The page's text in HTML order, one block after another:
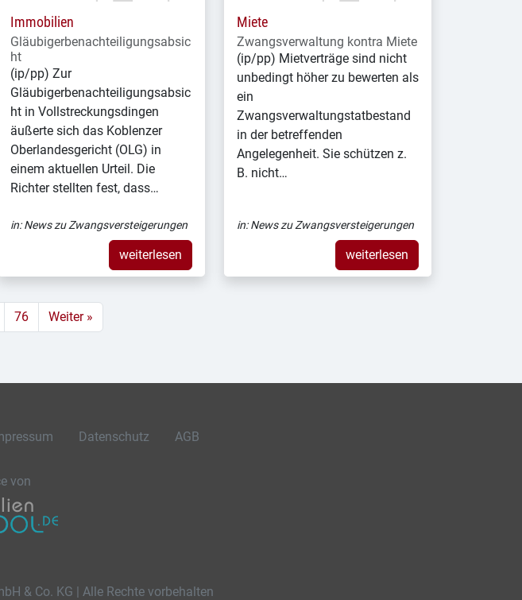
Immobilien
Gläubigerbenachteiligungsabsic
ht
(ip/pp) Zur
Gläubigerbenachteiligungsabsic
ht in Vollstreckungsdingen
äußerte sich das Koblenzer
Oberlandesgericht (OLG) in
einem aktuellen Urteil. Die
Richter stellten fest, dass…
in:News zu Zwangsversteigerungen
weiterlesen
Miete
Zwangsverwaltung kontra Miete
(ip/pp) Mietverträge sind nicht
unbedingt höher zu bewerten als
ein
Zwangsverwaltungstatbestand
in der betreffenden
Angelegenheit. Sie schützen z.
B. nicht…
in:News zu Zwangsversteigerungen
weiterlesen
76 Weiter »
Datenschutz AGB
von
& Co. KG | Alle Rechte vorbehalten